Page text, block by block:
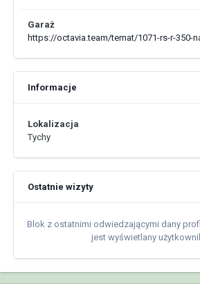
Garaż
https://octavia.team/temat/1071-rs-r-350-
Informacje
Lokalizacja
Tychy
Ostatnie wizyty
Blok z ostatnimi odwiedzającymi dany
jest wyświetlany